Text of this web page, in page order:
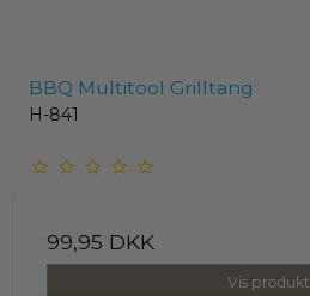
BBQ Multitool Grilltang
H-841
99,95 DKK
Vis produkt